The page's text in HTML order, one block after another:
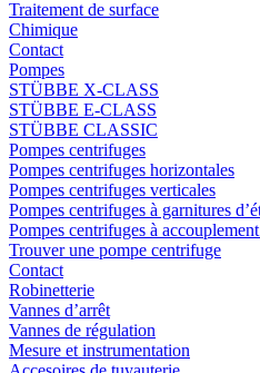
Traitement de surface
Chimique
Contact
Pompes
STÜBBE X-CLASS
STÜBBE E-CLASS
STÜBBE CLASSIC
Pompes centrifuges
Pompes centrifuges horizontales
Pompes centrifuges verticales
Pompes centrifuges à garnitures
Pompes centrifuges à
Trouver une pompe centrifuge
Contact
Robinetterie
Vannes d’arrêt
Vannes de régulation
Mesure et instrumentation